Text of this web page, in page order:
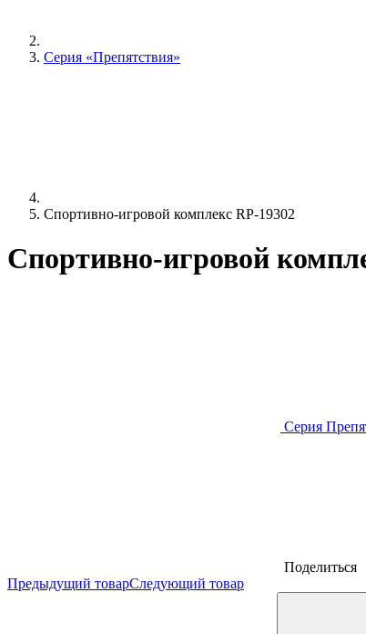
Серия «Препятствия»
Спортивно-игровой комплекс RP-19302
Спортивно-игровой
Серия
Поделиться
Предыдущий товарСледующий товар